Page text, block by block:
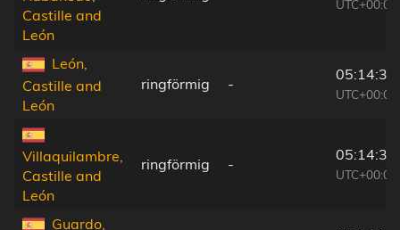
Castille and
León
UTC+00:00
León,
Castille and
León
ringförmig -
05:14:31
UTC+00:00
Villaquilambre,
Castille and
León
ringförmig -
05:14:34
UTC+00:00
Guardo,